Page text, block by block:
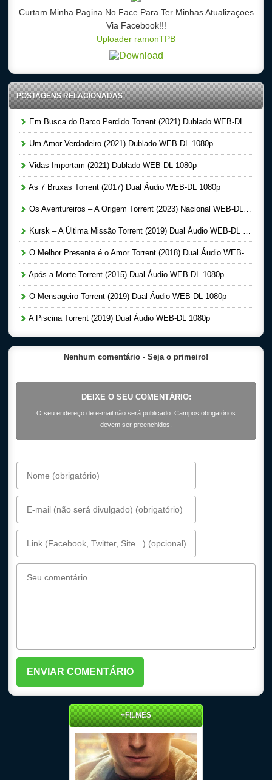
Curtam Minha Pagina No Face Para Ter Minhas Atualizaçoes
Via Facebook!!!
Uploader ramonTPB
POSTAGENS RELACIONADAS
Em Busca do Barco Perdido Torrent (2021) Dublado WEB-DL 1080p
Um Amor Verdadeiro (2021) Dublado WEB-DL 1080p
Vidas Importam (2021) Dublado WEB-DL 1080p
As 7 Bruxas Torrent (2017) Dual Áudio WEB-DL 1080p
Os Aventureiros – A Origem Torrent (2023) Nacional WEB-DL 1080p
Kursk – A Última Missão Torrent (2019) Dual Áudio WEB-DL 1080p
O Melhor Presente é o Amor Torrent (2018) Dual Áudio WEB-DL 1080p
Após a Morte Torrent (2015) Dual Áudio WEB-DL 1080p
O Mensageiro Torrent (2019) Dual Áudio WEB-DL 1080p
A Piscina Torrent (2019) Dual Áudio WEB-DL 1080p
Nenhum comentário - Seja o primeiro!
DEIXE O SEU COMENTÁRIO:
O seu endereço de e-mail não será publicado. Campos obrigatórios
devem ser preenchidos.
+FILMES